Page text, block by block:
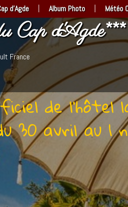
d’Agde | Album Photo | Météo
Cap d'Agde***
France
de l'hôtel
30 avril au 1